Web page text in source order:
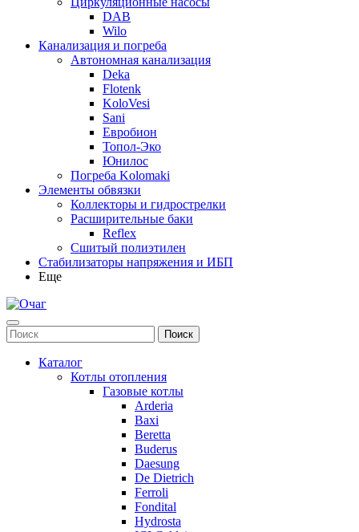
DAB
Wilo
Канализация и погреба
Автономная канализация
Deka
Flotenk
KoloVesi
Sani
Евробион
Топол-Эко
Юнилос
Погреба Kolomaki
Элементы обвязки
Коллекторы и гидрострелки
Расширительные баки
Reflex
Сшитый полиэтилен
Стабилизаторы напряжения и ИБП
Еще
Каталог
Котлы отопления
Газовые котлы
Arderia
Baxi
Beretta
Buderus
Daesung
De Dietrich
Ferroli
Fondital
Hydrosta